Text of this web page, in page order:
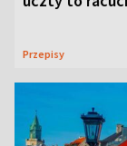
Przepisy